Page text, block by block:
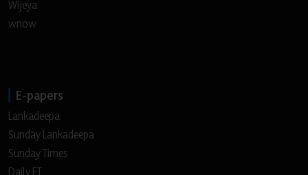
Wijeya
wnow
E-papers
Lankadeepa
Sunday Lankadeepa
Sunday Times
Daily FT